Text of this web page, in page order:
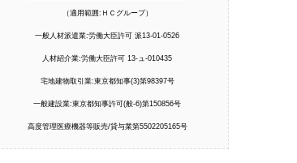
（適用範囲:ＨＣグループ）
一般人材派遣業:労働大臣許可 派13-01-0526
人材紹介業:労働大臣許可 13-ュ-010435
宅地建物取引業:東京都知事(3)第98397号
一般建設業:東京都知事許可(般-6)第150856号
高度管理医療機器等販売/貸与業第5502205165号